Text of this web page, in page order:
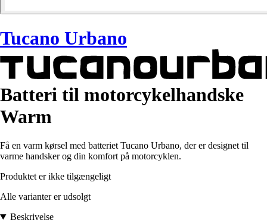
Tucano Urbano
Batteri til motorcykelhandske
Warm
Få en varm kørsel med batteriet Tucano Urbano, der er designet til
varme handsker og din komfort på motorcyklen.
Produktet er ikke tilgængeligt
Alle varianter er udsolgt
Beskrivelse